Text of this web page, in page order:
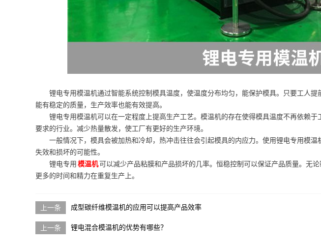
锂电专用模温机通过智能系统控制模具温度，使温度分布均匀，能保护模具。只要工人
能有稳定的质量，生产效率也能有效提高。
锂电专用模温机可以在一定程度上提高生产工艺。模温机的存在使得模具温度不再依赖
要求的行业。减少热量散发，使工厂有更好的生产环境。
一般情况下，模具会被加热和冷却，热冲击往往会引起模具的内应力。使用锂电专用模
失效和损坏的可能性。
锂电专用 模温机可以减少产品粘膜和产品损坏的几率。恒稳控制可以保证产品质量。无
更多的时间和精力在重复生产上。
成型碳纤维模温机的应用可以提高产品效率
锂电混合模温机的优势有哪些？